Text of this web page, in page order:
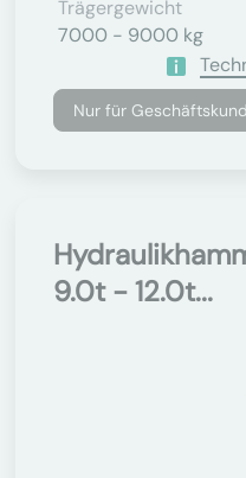
Trägergewicht
7000 - 9000 kg
Nur für
9.0t - 12.0t...